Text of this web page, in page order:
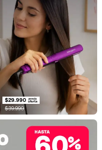
$29.990
$39.990